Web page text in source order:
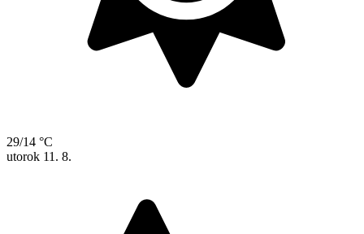
29/14 °C
utorok 11. 8.